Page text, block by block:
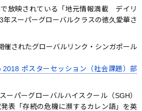
放映されている「地元情報満載 デイリ
年スーパーグローバルクラスの徳久愛華さ
催されたグローバルリンク・シンガポール
2018 ポスターセッション（社会課題）部
ーパーグローバルハイスクール（SGH）
表「存続の危機に瀕するカレン語」を英